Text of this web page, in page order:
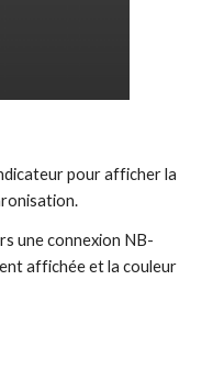
pour afficher la
une connexion NB-
affichée et la couleur